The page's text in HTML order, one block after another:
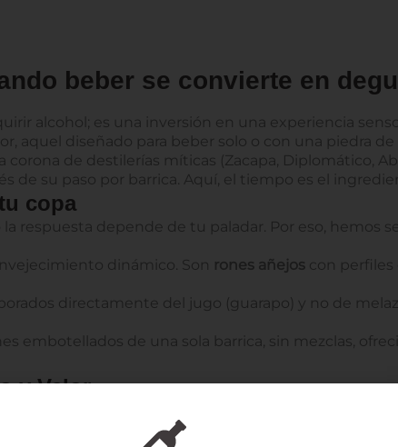
beber se convierte en
alcohol; es una inversión en una experiencia
aquel diseñado para beber solo o con una piedra de
corona de destilerías míticas (Zacapa, Diplomático,
de su paso por barrica. Aquí, el tiempo es el
copa
la respuesta depende de tu paladar. Por eso, hemos
dinámico. Son rones añejos con perfiles
directamente del jugo (guarapo) y no de
embotellados de una sola barrica, sin mezclas,
y Valor
del agua y, sobre todo, los años reales de